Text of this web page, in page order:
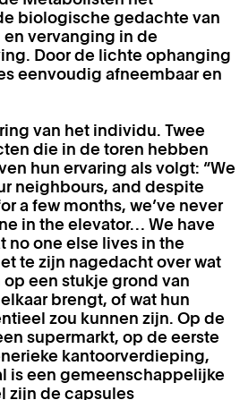
biologische gedachte van
vervanging in de
Door de lichte ophanging
eenvoudig afneembaar en
van het individu. Twee
die in de toren hebben
hun ervaring als volgt: “We
neighbours, and despite
a few months, we’ve never
in the elevator… We have
no one else lives in the
te zijn nagedacht over wat
een stukje grond van
brengt, of wat hun
zou kunnen zijn. Op de
supermarkt, op de eerste
kantoorverdieping,
is een gemeenschappelijke
zijn de capsules